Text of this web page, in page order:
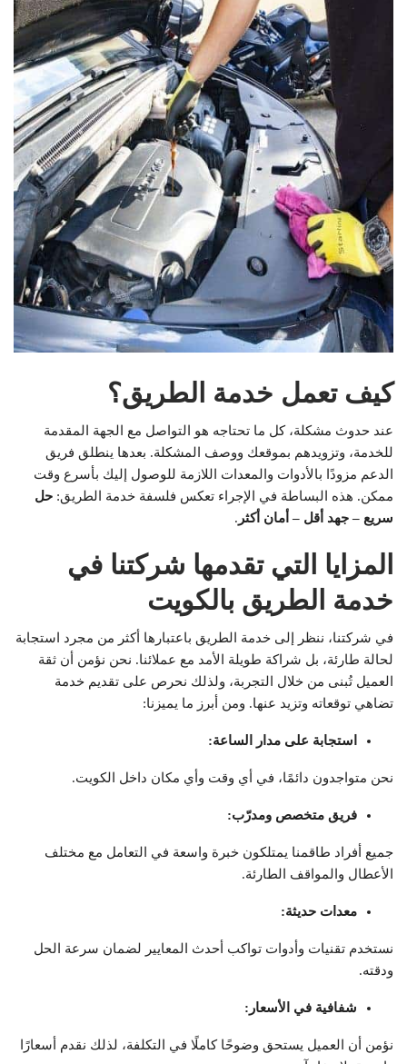
كيف تعمل خدمة الطريق؟
عند حدوث مشكلة، كل ما تحتاجه هو التواصل مع الجهة المقدمة
للخدمة، وتزويدهم بموقعك ووصف المشكلة. بعدها ينطلق فريق
الدعم مزودًا بالأدوات والمعدات اللازمة للوصول إليك بأسرع وقت
ممكن. هذه البساطة في الإجراء تعكس فلسفة خدمة الطريق: حل
سريع – جهد أقل – أمان أكثر .
المزايا التي تقدمها شركتنا في
خدمة الطريق بالكويت
في شركتنا، ننظر إلى خدمة الطريق باعتبارها أكثر من مجرد استجابة
لحالة طارئة، بل شراكة طويلة الأمد مع عملائنا. نحن نؤمن أن ثقة
العميل تُبنى من خلال التجربة، ولذلك نحرص على تقديم خدمة
تضاهي توقعاته وتزيد عنها. ومن أبرز ما يميزنا:
استجابة على مدار الساعة:
نحن متواجدون دائمًا، في أي وقت وأي مكان داخل الكويت.
فريق متخصص ومدرّب:
جميع أفراد طاقمنا يمتلكون خبرة واسعة في التعامل مع مختلف
الأعطال والمواقف الطارئة.
معدات حديثة:
نستخدم تقنيات وأدوات تواكب أحدث المعايير لضمان سرعة الحل
ودقته.
شفافية في الأسعار :
نؤمن أن العميل يستحق وضوحًا كاملًا في التكلفة، لذلك نقدم أسعارًا